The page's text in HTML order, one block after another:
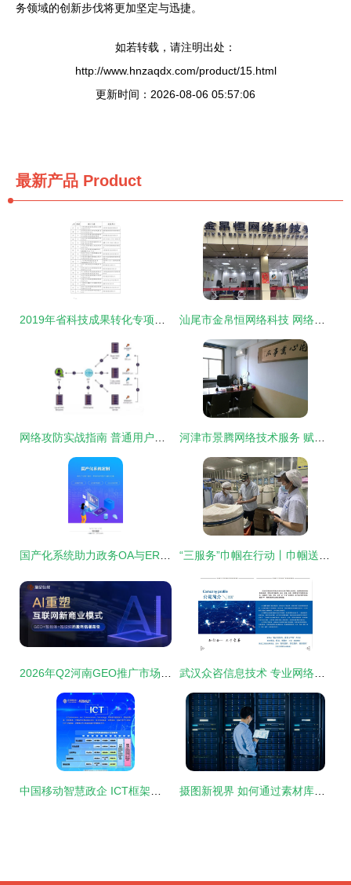
务领域的创新步伐将更加坚定与迅捷。
如若转载，请注明出处：
http://www.hnzaqdx.com/product/15.html
更新时间：2026-08-06 05:57:06
最新产品 Product